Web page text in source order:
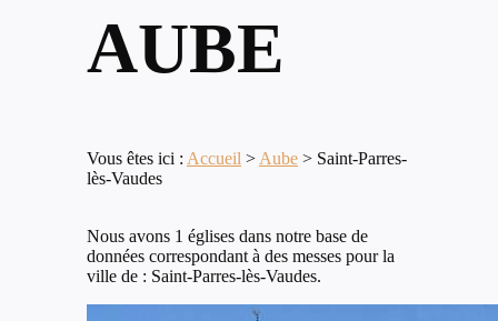
AUBE
Vous êtes ici : Accueil > Aube > Saint-Parres-
lès-Vaudes
Nous avons 1 églises dans notre base de
données correspondant à des messes pour la
ville de : Saint-Parres-lès-Vaudes.